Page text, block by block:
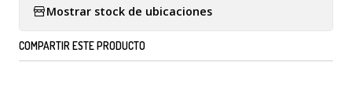
Mostrar stock de ubicaciones
COMPARTIR ESTE PRODUCTO